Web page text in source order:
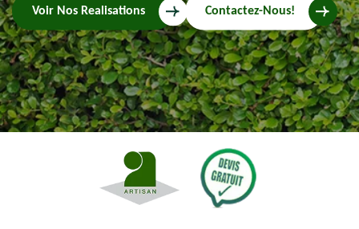
Voir Nos Realisations Contactez-Nous!